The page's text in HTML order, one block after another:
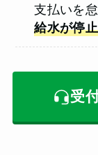
支払いを
給水が停
受